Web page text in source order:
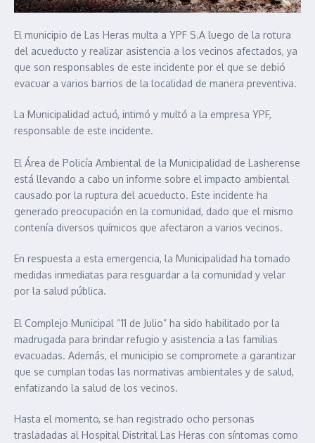
El municipio de Las Heras multa a YPF S.A luego de la rotura
del acueducto y realizar asistencia a los vecinos afectados, ya
que son responsables de este incidente por el que se debió
evacuar a varios barrios de la localidad de manera preventiva.
La Municipalidad actuó, intimó y multó a la empresa YPF,
responsable de este incidente.
El Área de Policía Ambiental de la Municipalidad de Lasherense
está llevando a cabo un informe sobre el impacto ambiental
causado por la ruptura del acueducto. Este incidente ha
generado preocupación en la comunidad, dado que el mismo
contenía diversos químicos que afectaron a varios vecinos.
En respuesta a esta emergencia, la Municipalidad ha tomado
medidas inmediatas para resguardar a la comunidad y velar
por la salud pública.
El Complejo Municipal “11 de Julio” ha sido habilitado por la
madrugada para brindar refugio y asistencia a las familias
evacuadas. Además, el municipio se compromete a garantizar
que se cumplan todas las normativas ambientales y de salud,
enfatizando la salud de los vecinos.
Hasta el momento, se han registrado ocho personas
trasladadas al Hospital Distrital Las Heras con síntomas como